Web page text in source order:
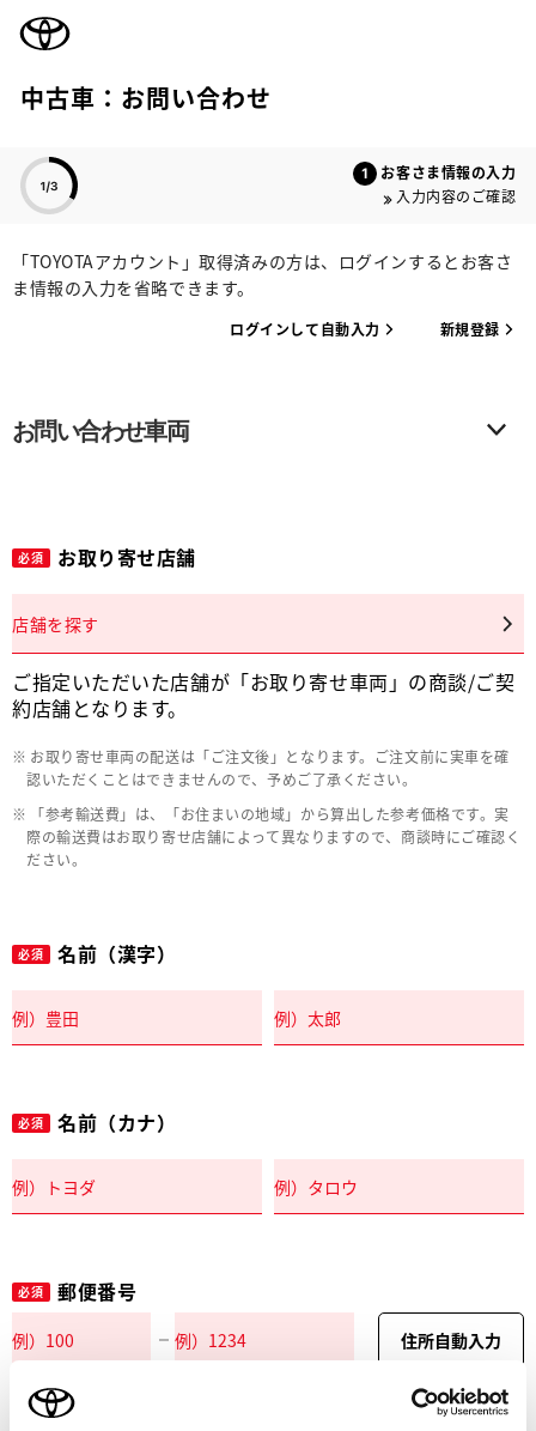
中古車：お問い合わせ
お客さま情報の入力
入力内容のご確認
「TOYOTAアカウント」取得済みの方は、ログインするとお客さ
ま情報の入力を省略できます。
ログインして自動入力 新規登録
お問い合わせ車両
必須 お取り寄せ店舗
店舗を探す
ご指定いただいた店舗が「お取り寄せ車両」の商談/ご契
約店舗となります。
お取り寄せ車両の配送は「ご注文後」となります。ご注文前に実車を確
認いただくことはできませんので、予めご了承ください。
「参考輸送費」は、「お住まいの地域」から算出した参考価格です。実
際の輸送費はお取り寄せ店舗によって異なりますので、商談時にご確認く
ださい。
必須 名前（漢字）
必須 名前（カナ）
必須 郵便番号
住所自動入力
必須 都道府県